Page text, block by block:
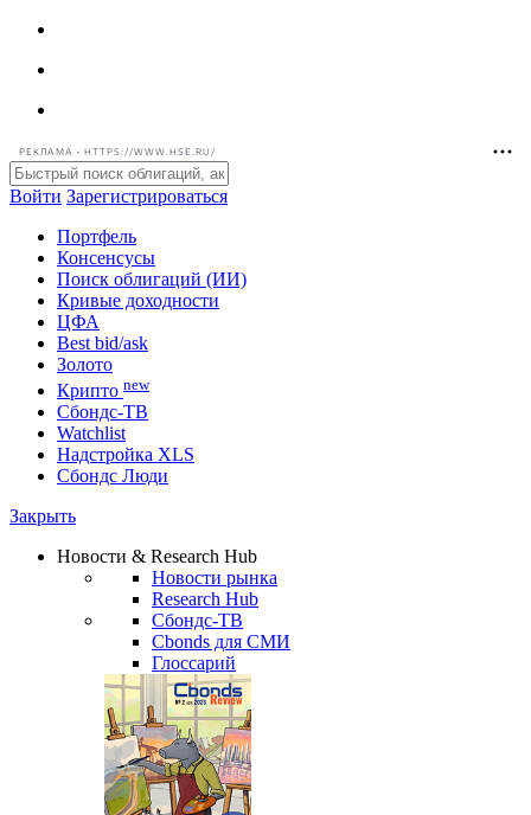
РЕКЛАМА • HTTPS://WWW.HSE.RU/
Войти Зарегистрироваться
Портфель
Консенсусы
Поиск облигаций (ИИ)
Кривые доходности
ЦФА
Best bid/ask
Золото
Крипто new
Watchlist
Сбондс Люди
Новости & Research Hub
Новости рынка
Research Hub
Сбондс-ТВ
Cbonds для СМИ
Глоссарий